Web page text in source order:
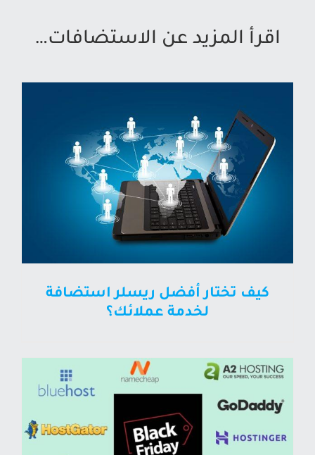
اقرأ المزيد عن الاستضافات…
كيف تختار أفضل ريسلر استضافة
لخدمة عملائك؟